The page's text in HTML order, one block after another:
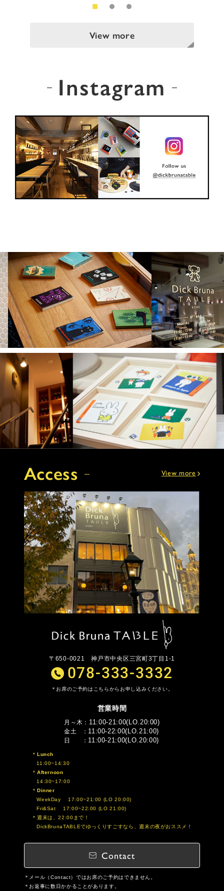
View more
Instagram
Access View more
〒650-0021神戸市中央区三宮町3丁目1-1
078-333-3332
お席のご予約はこちらからお申し込みください。
営業時間
月～木 11:00-21:00(LO.20:00)
金土 11:00-22:00(LO.21:00)
日 11:00-21:00(LO.20:00)
Lunch
11:00~14:30
Afternoon
14:30~17:00
Dinner
WeekDay 17:00~21:00 (LO 20:00)
Fri&Sat 17:00~22:00 (LO 21:00)
週末は、22:00まで！
DickBrunaTABLEでゆっくりすごすなら、週末の夜がおススメ！
Contact
メール（Contact）ではお席のご予約はできません。
お返事に数日かかることがあります。